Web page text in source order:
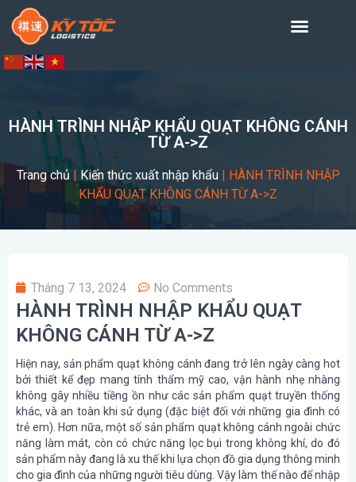
HÀNH TRÌNH NHẬP KHẨU QUẠT KHÔNG CÁNH
TỪ A->Z
Trang chủ | Kiến thức xuất nhập khẩu| HÀNH TRÌNH NHẬP
KHẨU QUẠT KHÔNG CÁNH TỪ A->Z
Tháng 7 13, 2024 No Comments
HÀNH TRÌNH NHẬP KHẨU QUẠT
KHÔNG CÁNH TỪ A->Z
Hiện nay, sản phẩm quạt không cánh đang trở lên ngày càng hot
bởi thiết kế đẹp mang tính thẩm mỹ cao, vận hành nhẹ nhàng
không gây nhiều tiềng ồn như các sản phẩm quạt truyền thống
khác, và an toàn khi sử dụng (đặc biệt đối với những gia đình có
trẻ em). Hơn nữa, một số sản phẩm quạt không cánh ngoài chức
năng làm mát, còn có chức năng lọc bụi trong không khí, do đó
sản phẩm này đang là xu thế khi lựa chọn đồ gia dụng thông minh
cho gia đình của những người tiêu dùng. Vậy làm thế nào để nhập